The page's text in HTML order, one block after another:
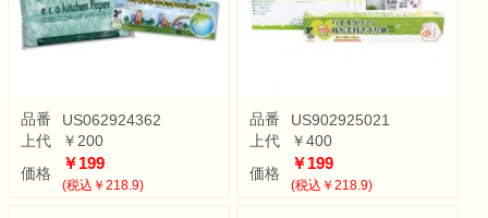
品番
US062924362
上代
￥200
価格
￥199
(税込￥218.9)
品番
US902925021
上代
￥400
価格
￥199
(税込￥218.9)